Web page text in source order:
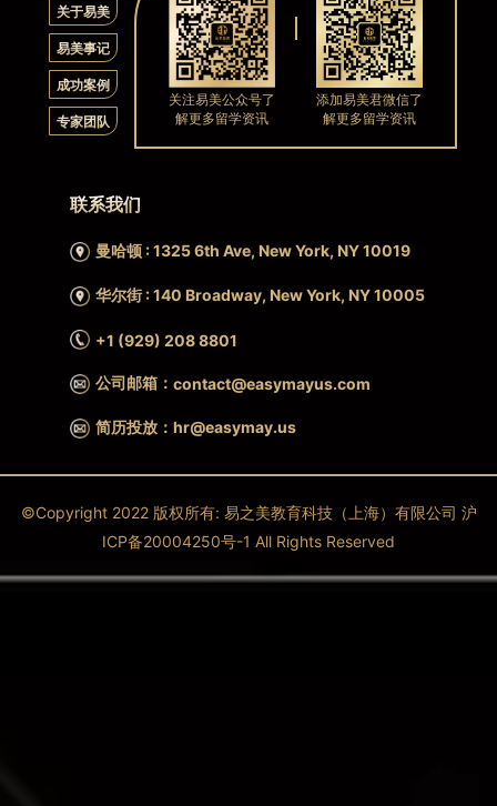
关于易美
易美事记
成功案例
专家团队
联系我们
曼哈顿 : 1325 6th Ave, New York, NY 10019
华尔街 : 140 Broadway, New York, NY 10005
+1 (929) 208 8801
公司邮箱：contact@easymayus.com
简历投放：hr@easymay.us
关注易美公众号了
解更多留学资讯
添加易美君微信了
解更多留学资讯
©Copyright 2022 版权所有: 易之美教育科技（上海）有限公司 沪
ICP备20004250号-1 All Rights Reserved